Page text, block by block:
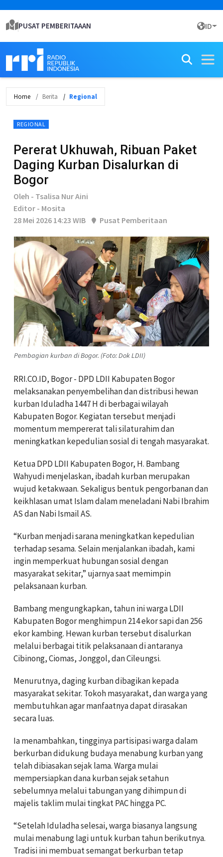
PUSAT PEMBERITAAAN ID
Home Berita Regional
REGIONAL
Pererat Ukhuwah, Ribuan Paket
Daging Kurban Disalurkan di
Bogor
Oleh - Tsalisa Nur Aini
Editor - Mosita
28 Mei 2026 14:23 WIB
Pusat Pemberitaan
Pembagian kurban di Bogor. (Foto: Dok LDII)
RRI.CO.ID, Bogor - DPD LDII Kabupaten Bogor
melaksanakan penyembelihan dan distribusi hewan
kurban Iduladha 1447 H di berbagai wilayah
Kabupaten Bogor. Kegiatan tersebut menjadi
momentum mempererat tali silaturahim dan
meningkatkan kepedulian sosial di tengah masyarakat.
Ketua DPD LDII Kabupaten Bogor, H. Bambang
Wahyudi menjelaskan, ibadah kurban merupakan
wujud ketakwaan. Sekaligus bentuk pengorbanan dan
keikhlasan umat Islam dalam meneladani Nabi Ibrahim
AS dan Nabi Ismail AS.
“Kurban menjadi sarana meningkatkan kepedulian
terhadap sesama. Selain menjalankan ibadah, kami
ingin memperkuat hubungan sosial dengan
masyarakat sekitar,” ujarnya saat memimpin
pelaksanaan kurban.
Bambang mengungkapkan, tahun ini warga LDII
Kabupaten Bogor menghimpun 214 ekor sapi dan 256
ekor kambing. Hewan kurban tersebut disalurkan
melalui berbagai titik pelaksanaan di antaranya
Cibinong, Ciomas, Jonggol, dan Cileungsi.
Menurutnya, daging kurban dibagikan kepada
masyarakat sekitar. Tokoh masyarakat, dan warga yang
membutuhkan agar manfaatnya dapat dirasakan
secara luas.
Ia menambahkan, tingginya partisipasi warga dalam
berkurban didukung budaya menabung kurban yang
telah dibiasakan sejak lama. Warga mulai
mempersiapkan dana kurban sejak setahun
sebelumnya melalui tabungan yang dihimpun di
majelis taklim mulai tingkat PAC hingga PC.
“Setelah Iduladha selesai, warga biasanya langsung
mulai menabung lagi untuk kurban tahun berikutnya.
Tradisi ini membuat semangat berkurban tetap